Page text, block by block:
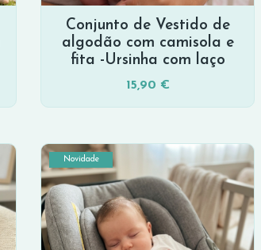
Conjunto de Vestido de
algodão com camisola e
fita -Ursinha com laço
15,90 €
Novidade